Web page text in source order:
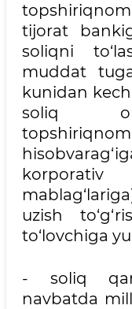
tijorat
soliqni
muddat
kunidan
soliq
uzish
to‘lovchiga
- soliq
navbatda